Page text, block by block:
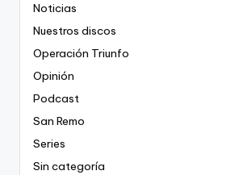
Noticias
Nuestros discos
Operación Triunfo
Opinión
Podcast
San Remo
Series
Sin categoría